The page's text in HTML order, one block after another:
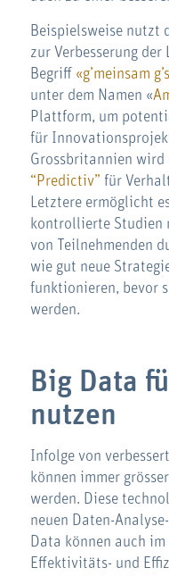
Beispielsweise nutzt
zur Verbesserung
Begriff «g’meinsam
unter dem Namen «
Plattform, um
für
Grossbritannien wird
“Predictiv” für
Letztere ermöglicht
kontrollierte Studien
von Teilnehmenden
wie gut neue
funktionieren, bevor
werden.
Big Data
nutzen
Infolge von
können immer
werden. Diese
neuen Daten-
Data können auch
Effektivitäts- und